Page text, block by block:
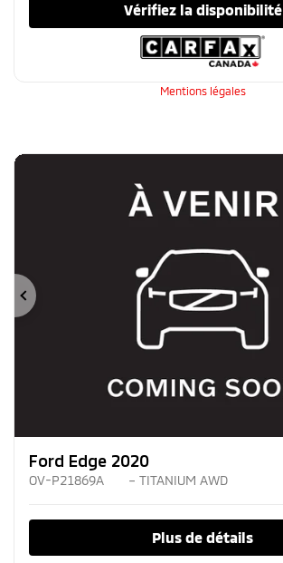
Vérifiez la disponibilité
Mentions légales
Précédent
Ford Edge 2020
OV-P21869A – TITANIUM AWD
Plus de détails